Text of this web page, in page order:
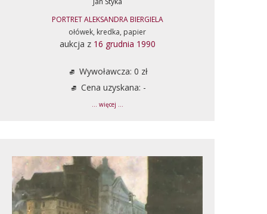
PORTRET ALEKSANDRA BIERGIELA
ołówek, kredka, papier
aukcja z 16 grudnia 1990
Wywoławcza: 0 zł
Cena uzyskana: -
... więcej ...